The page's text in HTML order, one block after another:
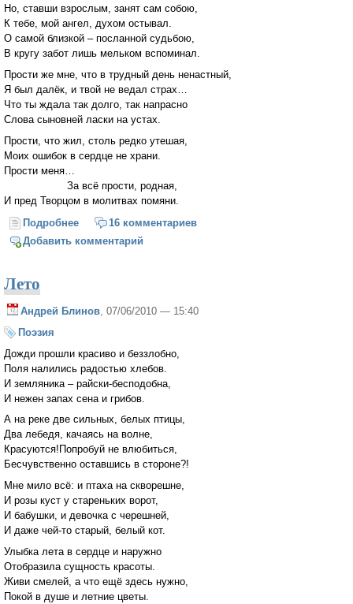
Но, ставши взрослым, занят сам собою,
К тебе, мой ангел, духом остывал.
О самой близкой – посланной судьбою,
В кругу забот лишь мельком вспоминал.
Прости же мне, что в трудный день ненастный,
Я был далёк, и твой не ведал страх…
Что ты ждала так долго, так напрасно
Слова сыновней ласки на устах.
Прости, что жил, столь редко утешая,
Моих ошибок в сердце не храни.
Прости меня…
За всё прости, родная,
И пред Творцом в молитвах помяни.
Подробнее о Матери16 комментариев
Добавить комментарий
Лето
Андрей Блинов, 07/06/2010 — 15:40
Поэзия
Дожди прошли красиво и беззлобно,
Поля налились радостью хлебов.
И земляника – райски-бесподобна,
И нежен запах сена и грибов.
А на реке две сильных, белых птицы,
Два лебедя, качаясь на волне,
Красуются!Попробуй не влюбиться,
Бесчувственно оставшись в стороне?!
Мне мило всё: и птаха на скворешне,
И розы куст у стареньких ворот,
И бабушки, и девочка с черешней,
И даже чей-то старый, белый кот.
Улыбка лета в сердце и наружно
Отобразила сущность красоты.
Живи смелей, а что ещё здесь нужно,
Покой в душе и летние цветы.